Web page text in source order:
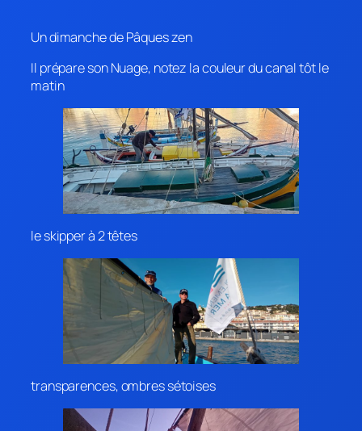
Un dimanche de Pâques zen
Il prépare son Nuage, notez la couleur du canal tôt le
matin
le skipper à 2 têtes
transparences, ombres sétoises